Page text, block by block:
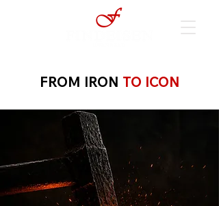
FROM IRON TO ICON